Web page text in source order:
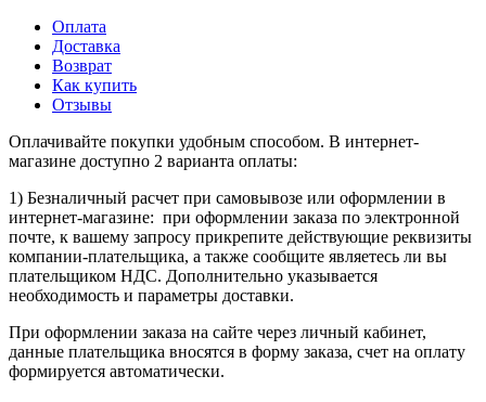
Оплата
Доставка
Возврат
Как купить
Отзывы
Оплачивайте покупки удобным способом. В интернет-
магазине доступно 2 варианта оплаты:
1) Безналичный расчет при самовывозе или оформлении в
интернет-магазине: при оформлении заказа по электронной
почте, к вашему запросу прикрепите действующие реквизиты
компании-плательщика, а также сообщите являетесь ли вы
плательщиком НДС. Дополнительно указывается
необходимость и параметры доставки.
При оформлении заказа на сайте через личный кабинет,
данные плательщика вносятся в форму заказа, счет на оплату
формируется автоматически.